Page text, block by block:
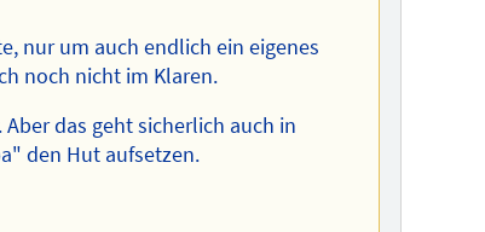
nur um auch endlich ein eigenes
noch nicht im Klaren.
das geht sicherlich auch in
den Hut aufsetzen.